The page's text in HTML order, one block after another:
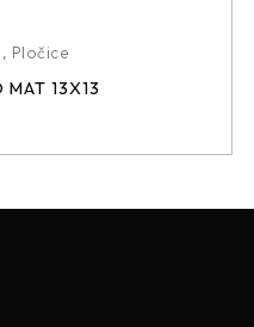
, Pločice
MAT 13X13